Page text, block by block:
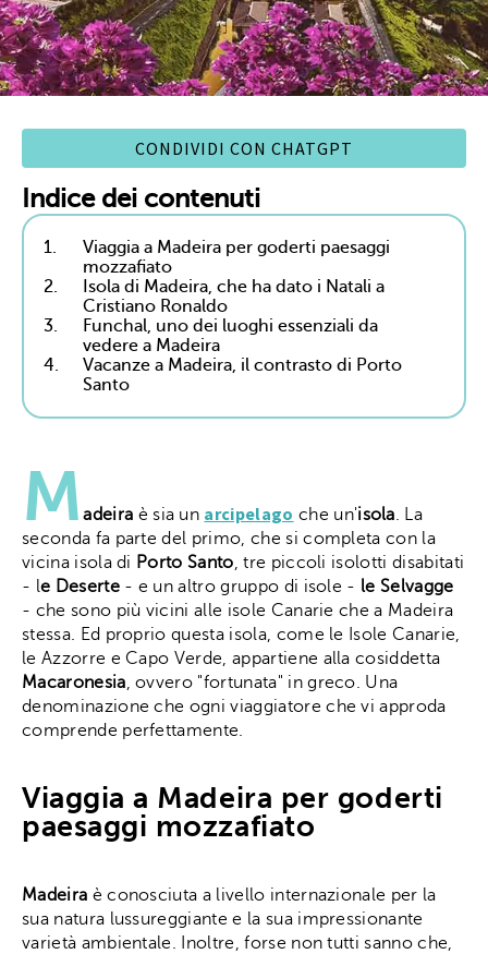
CONDIVIDI CON CHATGPT
Indice dei contenuti
1.
Viaggia a Madeira per goderti paesaggi
mozzafiato
2.
Isola di Madeira, che ha dato i Natali a
Cristiano Ronaldo
3.
Funchal, uno dei luoghi essenziali da
vedere a Madeira
4.
Vacanze a Madeira, il contrasto di Porto
Santo
Madeira è sia un arcipelago che un'isola. La
seconda fa parte del primo, che si completa con la
vicina isola di Porto Santo, tre piccoli isolotti disabitati
- le Deserte- e un altro gruppo di isole - le Selvagge
- che sono più vicini alle isole Canarie che a Madeira
stessa. Ed proprio questa isola, come le Isole Canarie,
le Azzorre e Capo Verde, appartiene alla cosiddetta
Macaronesia, ovvero "fortunata" in greco. Una
denominazione che ogni viaggiatore che vi approda
comprende perfettamente.
Viaggia a Madeira per goderti
paesaggi mozzafiato
Madeira è conosciuta a livello internazionale per la
sua natura lussureggiante e la sua impressionante
varietà ambientale. Inoltre, forse non tutti sanno che,